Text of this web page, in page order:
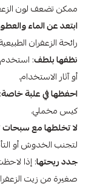
ممكن تضعف لون
ابتعد عن الماء والعطور
رائحة الزعفران الطبيعية.
نظفها بلطف: استخدم
أو آثار الاستخدام.
احفظها في علبة خاصة:
كيس مخملي.
لا تخلطها مع سبحات ثانية
لتجنب الخدوش أو التأثير
جدد ريحتها: إذا لاحظت
صغيرة من زيت الزعفران